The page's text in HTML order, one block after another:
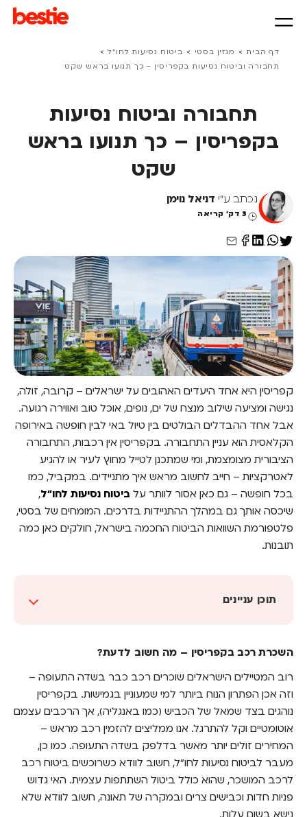
דף הבית > מגזין בסטי > ביטוח נסיעות לחו״ל >
תחבורה וביטוח נסיעות בקפריסין – כך תנועו בראש שקט
תחבורה וביטוח נסיעות
בקפריסין – כך תנועו בראש
שקט
נכתב ע"י דניאל נוימן
3 דק' קריאה
קפריסין היא אחד היעדים האהובים על ישראלים – קרובה, זולה,
נגישה ומציעה שילוב מנצח של ים, נופים, אוכל טוב ואווירה רגועה.
אבל אחד ההבדלים הבולטים בין טיול באי לבין חופשה באירופה
הקלאסית הוא עניין התחבורה. בקפריסין אין רכבות, התחבורה
הציבורית מצומצמת, ומי שמתכנן לטייל מחוץ לעיר או להגיע
לאטרקציות – חייב לחשוב מראש איך מתניידים. במקביל, כמו
בכל חופשה – גם כאן אסור לוותר על ביטוח נסיעות לחו"ל,
שיכסה אותך גם במהלך ההתניידות בדרכים. המומחים של בסטי,
פלטפורמת השוואות הביטוח החכמה בישראל, חולקים כאן כמה
תובנות.
תוכן עניינים
שיקולים ביטוח נסיעות לחו"ל בתחבורה ציבורית
ומה לגבי מוניות ושירותי הסעה?
אופניים, קורקינטים ותחבורה ירוקה – האם הם
כלולים בביטוח נסיעות לחו"ל?
ביטוח נסיעות לחו"ל: מהו הכיסוי המתאים לנוסעים
בדרכים?
עם בסטי, לא לוקחים שום סיכון
השכרת רכב בקפריסין – מה חשוב לדעת?
רוב המטיילים הישראלים שוכרים רכב כבר בשדה התעופה –
וזה אכן הפתרון הנוח ביותר למי שמעוניין בגמישות. בקפריסין
נוהגים בצד שמאל של הכביש (כמו באנגליה), אך הרכבים עצמם
אוטומטיים וקל להתרגל. אנו ממליצים להזמין רכב מראש –
המחירים זולים יותר מאשר בדלפק בשדה התעופה. כמו כן,
מעבר לביטוח נסיעות לחו"ל, חשוב לוודא כשרוכשים ביטוח רכב
לרכב המושכר, שהוא כולל ביטול השתתפות עצמית. האי גדוש
פניות חדות וכבישים צרים ובמקרה של תאונה, חשוב לוודא שלא
נישא בשום עלות.